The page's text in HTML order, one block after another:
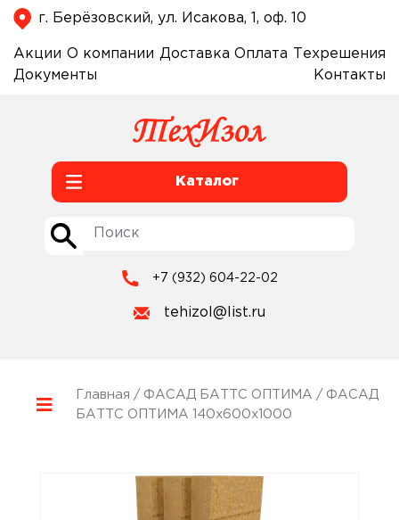
г. Берёзовский, ул. Исакова, 1, оф. 10
Акции О компании Доставка Оплата
Техрешения
Документы
Контакты
Каталог
+7 (932) 604-22-02
tehizol@list.ru
Главная / ФАСАД БАТТС ОПТИМА / ФАСАД
БАТТС ОПТИМА 140x600x1000